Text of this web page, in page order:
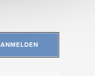
ANMELDEN